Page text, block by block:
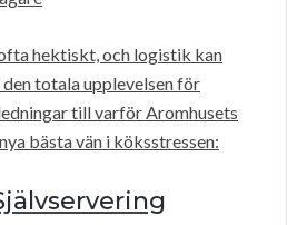
hektiskt, och logistik kan
totala upplevelsen för
till varför Aromhusets
bästa vän i köksstressen: